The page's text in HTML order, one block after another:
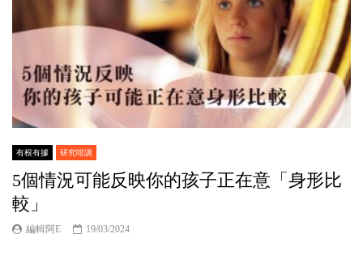
有根有據 研究咁講
5個情況可能反映你的孩子正在意「身形比
較」
編輯阿E 19/03/2024